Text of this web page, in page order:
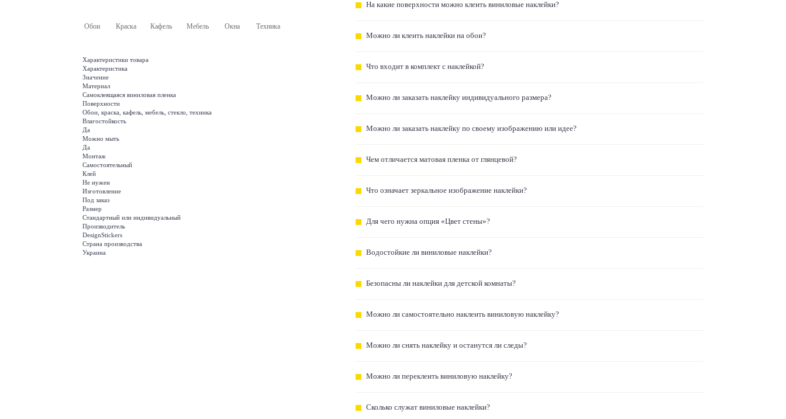
Обои Краска Кафель Мебель Окна Техника
Характеристики товара
Характеристика
Значение
Материал
Самоклеящаяся виниловая пленка
Поверхности
Обои, краска, кафель, мебель, стекло, техника
Влагостойкость
Да
Можно мыть
Да
Монтаж
Самостоятельный
Клей
Не нужен
Изготовление
Под заказ
Размер
Стандартный или индивидуальный
Производитель
DesignStickers
Страна производства
Украина
На какие поверхности можно клеить виниловые наклейки?
Можно ли клеить наклейки на обои?
Что входит в комплект с наклейкой?
Можно ли заказать наклейку индивидуального размера?
Можно ли заказать наклейку по своему изображению или идее?
Чем отличается матовая пленка от глянцевой?
Что означает зеркальное изображение наклейки?
Для чего нужна опция «Цвет стены»?
Водостойкие ли виниловые наклейки?
Безопасны ли наклейки для детской комнаты?
Можно ли самостоятельно наклеить виниловую наклейку?
Можно ли снять наклейку и останутся ли следы?
Можно ли переклеить виниловую наклейку?
Сколько служат виниловые наклейки?